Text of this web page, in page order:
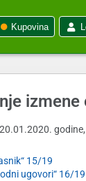
Kupovina
15/19
ugovori“ 16/19